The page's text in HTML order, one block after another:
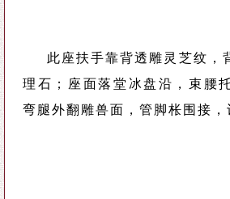
此座扶手靠背透雕灵芝纹，
理石；座面落堂冰盘沿，束腰
弯腿外翻雕兽面，管脚枨围接，